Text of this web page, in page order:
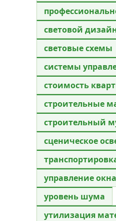
световой
световые схемы
системы
стоимость
строительные
строительный
сценическое
управление
уровень шума
утилизация